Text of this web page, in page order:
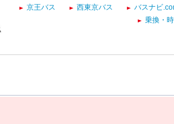
京王バス 西東京バス バスナビ
乗換・